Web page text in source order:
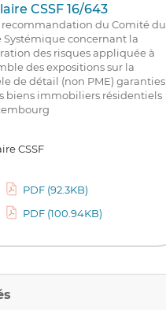
CSSF 16/643
recommandation du Comité du
Systémique concernant la
des risques appliquée à
des expositions sur la
de détail (non PME) garanties
biens immobiliers résidentiels
CSSF
PDF (92.3KB)
PDF (100.94KB)